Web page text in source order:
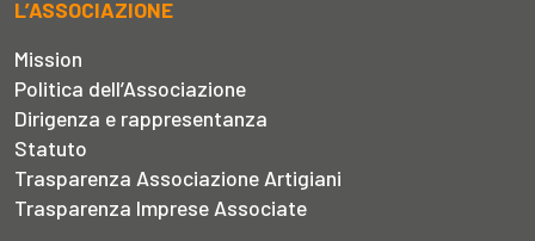
L’ASSOCIAZIONE
Mission
Politica dell’Associazione
Dirigenza e rappresentanza
Statuto
Trasparenza Associazione Artigiani
Trasparenza Imprese Associate